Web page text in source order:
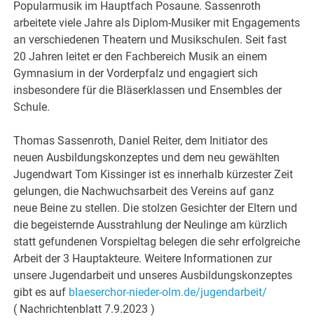
Popularmusik im Hauptfach Posaune. Sassenroth
arbeitete viele Jahre als Diplom-Musiker mit Engagements
an verschiedenen Theatern und Musikschulen. Seit fast
20 Jahren leitet er den Fachbereich Musik an einem
Gymnasium in der Vorderpfalz und engagiert sich
insbesondere für die Bläserklassen und Ensembles der
Schule.
Thomas Sassenroth, Daniel Reiter, dem Initiator des
neuen Ausbildungskonzeptes und dem neu gewählten
Jugendwart Tom Kissinger ist es innerhalb kürzester Zeit
gelungen, die Nachwuchsarbeit des Vereins auf ganz
neue Beine zu stellen. Die stolzen Gesichter der Eltern und
die begeisternde Ausstrahlung der Neulinge am kürzlich
statt gefundenen Vorspieltag belegen die sehr erfolgreiche
Arbeit der 3 Hauptakteure. Weitere Informationen zur
unsere Jugendarbeit und unseres Ausbildungskonzeptes
gibt es auf blaeserchor-nieder-olm.de/jugendarbeit/
( Nachrichtenblatt 7.9.2023 )